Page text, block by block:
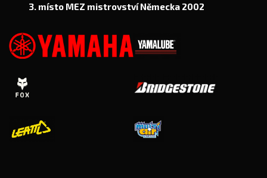
3. místo MEZ mistrovství Německa 2002